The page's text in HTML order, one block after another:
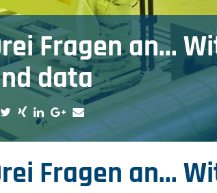
Fragen an...
data
Fragen an...